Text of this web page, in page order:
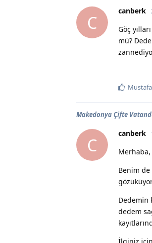
C
canberk
Göç
mü?
Mustafa
Makedonya Çifte
C
canberk
Merhaba,
Benim
Dedemin
dedem